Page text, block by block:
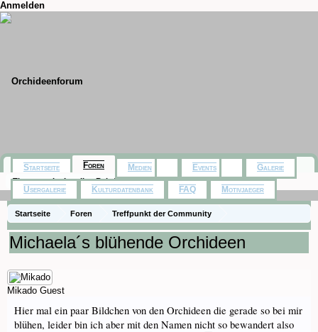
Anmelden
Startseite Foren
Treffpunkt der Community
Orchideenfotos (Phalaenopsis)
Michaela´s blühende Orchideen
Mikado Guest
Hier mal ein paar Bildchen von den Orchideen die gerade so bei mir
blühen, leider bin ich aber mit den Namen nicht so bewandert also
Startseite Foren
Themen mit aktuellen Beiträgen
Medien Events Galerie
Usergalerie Kulturdatenbank FAQ Motivjaeger